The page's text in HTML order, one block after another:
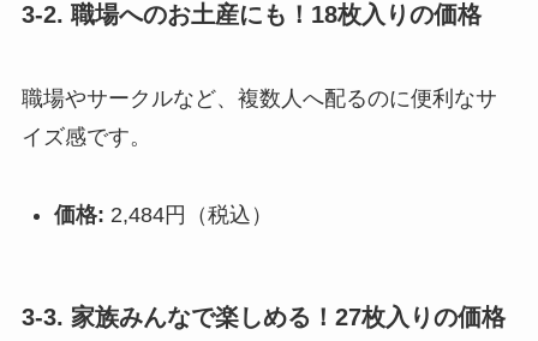
3-2. 職場へのお土産にも！18枚入りの価格
職場やサークルなど、複数人へ配るのに便利なサ
イズ感です。
価格: 2,484円（税込）
3-3. 家族みんなで楽しめる！27枚入りの価格